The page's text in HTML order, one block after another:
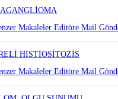
MakalelerEditöre Mail
MakalelerEditöre Mail
HİSTİOSİTOZİS